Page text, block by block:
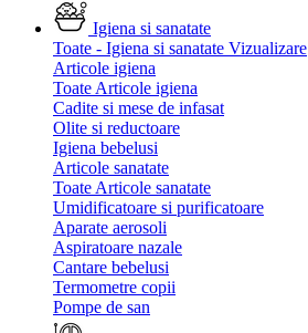
Igiena si sanatate
Toate - Igiena si sanatate Vizualizare
Articole igiena
Toate Articole igiena
Cadite si mese de infasat
Olite si reductoare
Igiena bebelusi
Articole sanatate
Toate Articole sanatate
Umidificatoare si purificatoare
Aparate aerosoli
Aspiratoare nazale
Cantare bebelusi
Termometre copii
Pompe de san